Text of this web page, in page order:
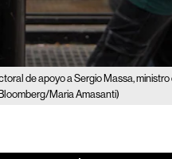
de apoyo a Sergio Massa,
Maria Amasanti)